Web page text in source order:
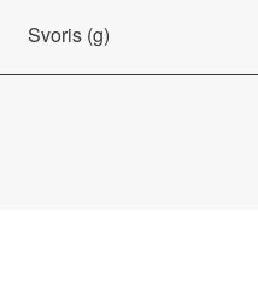
Svoris (g)